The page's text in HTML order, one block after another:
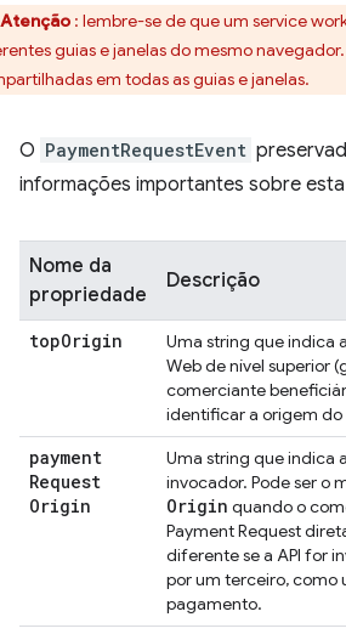
Atenção : lembre-se de que um service
guias e janelas do mesmo
em todas as guias e janelas.
O PaymentRequestEvent
informações importantes sobre
Nome da
propriedade
Descrição
topOrigin
Uma string que indica
Web de nível superior
comerciante
identificar a origem
payment
Request
Origin
Uma string que indica
invocador. Pode ser o
Origin quando o
Payment Request
diferente se a API for
por um terceiro, como
pagamento.